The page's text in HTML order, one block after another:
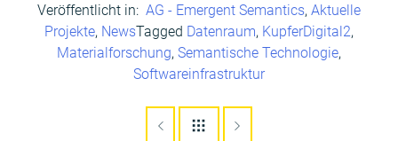
Veröffentlicht in:AG - Emergent Semantics, Aktuelle
Projekte, NewsTagged Datenraum, KupferDigital2,
Materialforschung,Semantische Technologie,
Softwareinfrastruktur